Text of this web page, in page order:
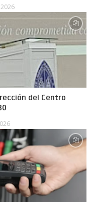
del Centro